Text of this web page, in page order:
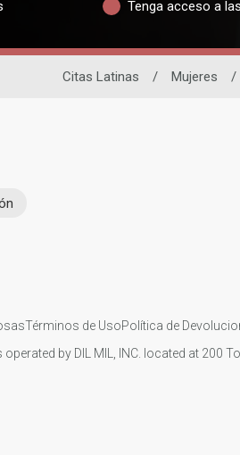
Tenga acceso a
Citas Latinas / Mujeres /
Términos de UsoPolítica de
by DIL MIL, INC. located at 200